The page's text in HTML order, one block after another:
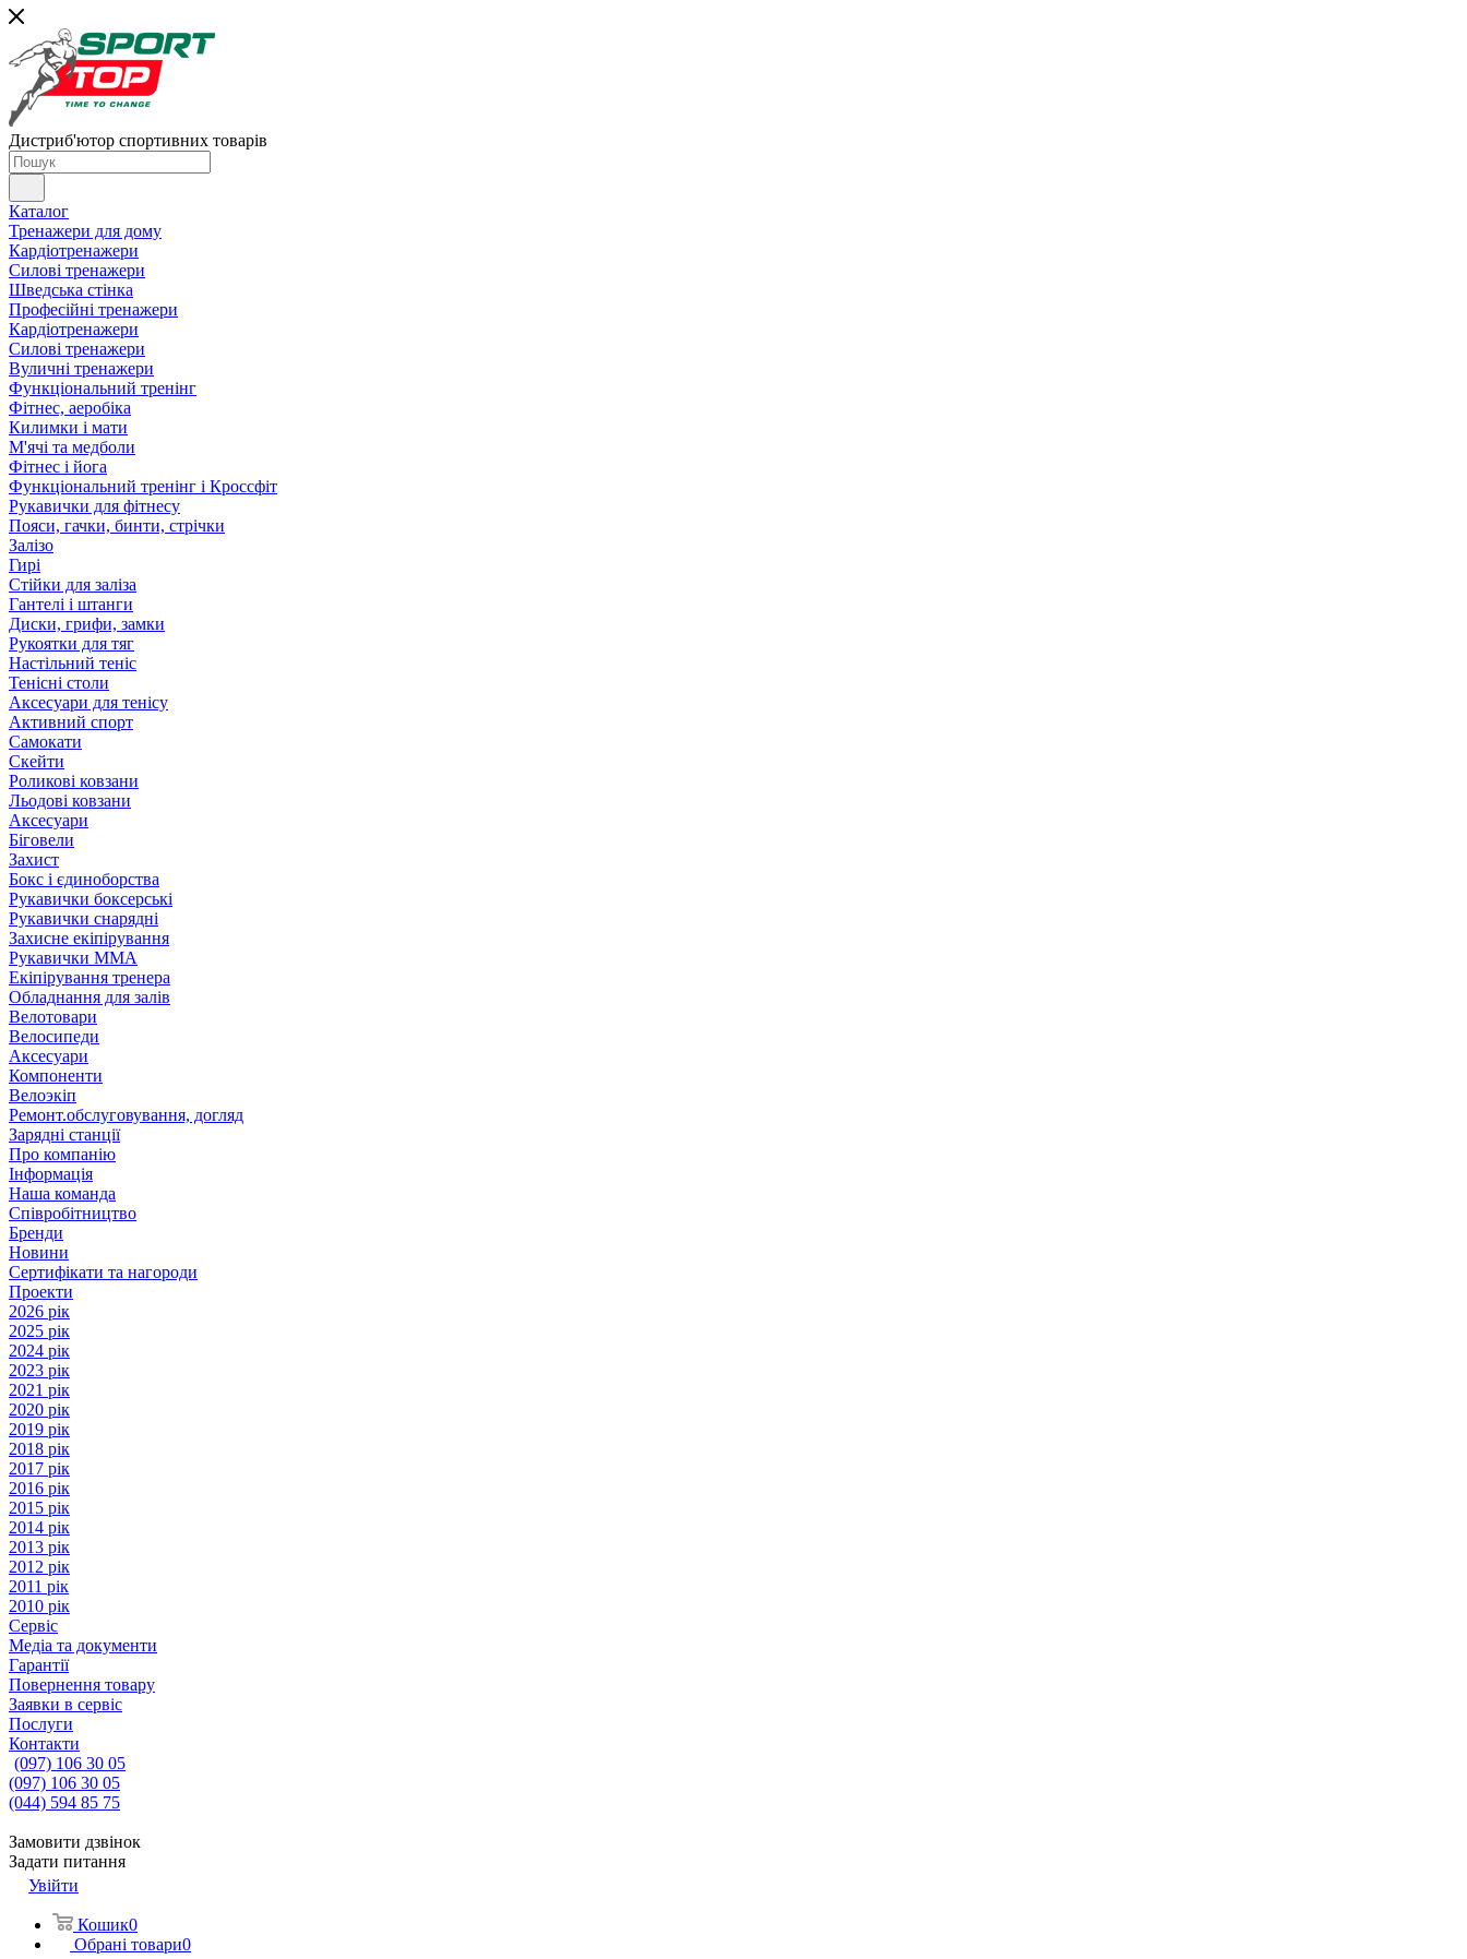
Дистриб'ютор спортивних товарів
Каталог
Тренажери для дому
Кардіотренажери
Силові тренажери
Шведська стінка
Професійні тренажери
Кардіотренажери
Силові тренажери
Вуличні тренажери
Функціональний тренінг
Фітнес, аеробіка
Килимки і мати
М'ячі та медболи
Фітнес і йога
Функціональний тренінг і Кроссфіт
Рукавички для фітнесу
Пояси, гачки, бинти, стрічки
Залізо
Гирі
Стійки для заліза
Гантелі і штанги
Диски, грифи, замки
Рукоятки для тяг
Настільний теніс
Тенісні столи
Аксесуари для тенісу
Активний спорт
Самокати
Скейти
Роликові ковзани
Льодові ковзани
Аксесуари
Біговели
Захист
Бокс і єдиноборства
Рукавички боксерські
Рукавички снарядні
Захисне екіпірування
Рукавички ММА
Екіпірування тренера
Обладнання для залів
Велотовари
Велосипеди
Аксесуари
Компоненти
Велоэкіп
Ремонт.обслуговування, догляд
Зарядні станції
Про компанію
Інформація
Наша команда
Співробітництво
Бренди
Новини
Сертифікати та нагороди
Проекти
2026 рік
2025 рік
2024 рік
2023 рік
2021 рік
2020 рік
2019 рік
2018 рік
2017 рік
2016 рік
2015 рік
2014 рік
2013 рік
2012 рік
2011 рік
2010 рік
Сервіс
Медіа та документи
Гарантії
Повернення товару
Заявки в сервіс
Послуги
Контакти
(097) 106 30 05
(097) 106 30 05
(044) 594 85 75
Замовити дзвінок
Задати питання
Увійти
Кошик0
Обрані товари0